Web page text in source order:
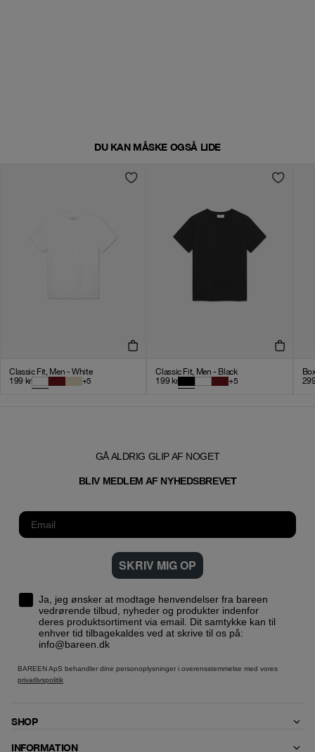
DU KAN MÅSKE OGSÅ LIDE
Classic Fit, Men - White
199 kr +5
Classic Fit, Men - Black
199 kr +5
GÅ ALDRIG GLIP AF NOGET
BLIV MEDLEM AF NYHEDSBREVET
SKRIV MIG OP
Ja, jeg ønsker at modtage henvendelser fra bareen
vedrørende tilbud, nyheder og produkter indenfor
deres produktsortiment via email. Dit samtykke kan til
enhver tid tilbagekaldes ved at skrive til os på:
info@bareen.dk
BAREEN ApS behandler dine personoplysninger i overensstemmelse med vores
privatlivspolitik
SHOP
INFORMATION